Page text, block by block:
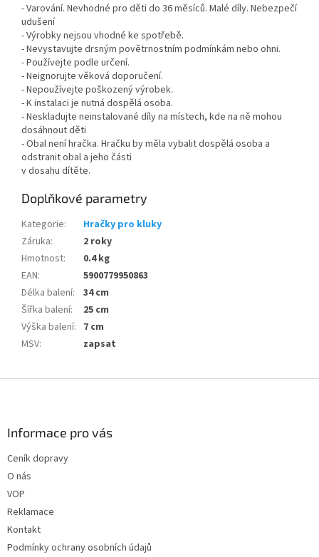
- Varování. Nevhodné pro děti do 36 měsíců. Malé díly. Nebezpečí
udušení
- Výrobky nejsou vhodné ke spotřebě.
- Nevystavujte drsným povětrnostním podmínkám nebo ohni.
- Používejte podle určení.
- Neignorujte věková doporučení.
- Nepoužívejte poškozený výrobek.
- K instalaci je nutná dospělá osoba.
- Neskladujte neinstalované díly na místech, kde na ně mohou
dosáhnout děti
- Obal není hračka. Hračku by měla vybalit dospělá osoba a
odstranit obal a jeho části
v dosahu dítěte.
Doplňkové parametry
Kategorie:
Hračky pro kluky
Záruka:
2 roky
Hmotnost:
0.4 kg
EAN:
5900779950863
Délka balení:
34 cm
Šířka balení:
25 cm
Výška balení: 7 cm
MSV: zapsat
Informace pro vás
Ceník dopravy
O nás
VOP
Reklamace
Kontakt
Podmínky ochrany osobních údajů